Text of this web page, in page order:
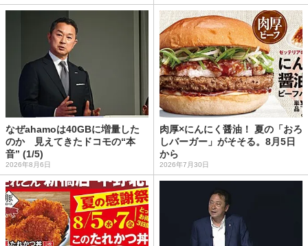
なぜahamoは40GBに増量した
のか 見えてきたドコモの“本
音” (1/5)
2026年8月6日
肉厚×にんにく醤油！ 夏の「おろ
しバーガー」がそそる。8月5日
から
2026年7月30日